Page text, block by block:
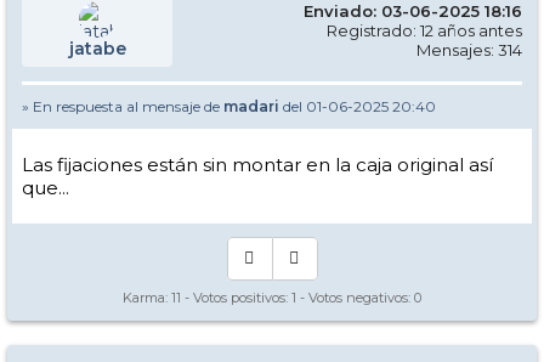
jatabe
Enviado: 03-06-2025 18:16
Registrado: 12 años antes
Mensajes: 314
» En respuesta al mensaje de madari del 01-06-2025 20:40
Las fijaciones están sin montar en la caja original así
que...
Karma: 11 - Votos positivos: 1 - Votos negativos: 0